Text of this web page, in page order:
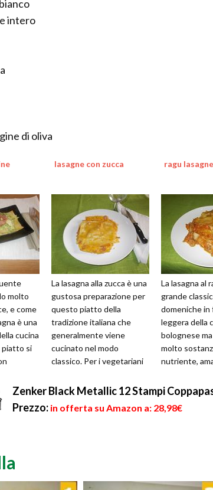
intero
di oliva
molto
e come
è una
cucina
piatto si
lasagne con zucca
La lasagna alla zucca è una
gustosa preparazione per
questo piatto della
tradizione italiana che
generalmente viene
cucinato nel modo
classico. Per i vegetariani
come ingr...
ragu lasagne
La lasagna al
grande
domeniche in
leggera della
bolognese
molto
nutriente,
realizzazione
Zenker Black Metallic 12 Stampi
Prezzo: in offerta su Amazon a: 28,98€